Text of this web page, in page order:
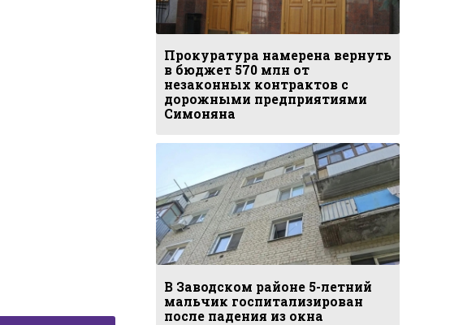
Прокуратура намерена вернуть
в бюджет 570 млн от
незаконных контрактов с
дорожными предприятиями
Симоняна
В Заводском районе 5-летний
мальчик госпитализирован
после падения из окна